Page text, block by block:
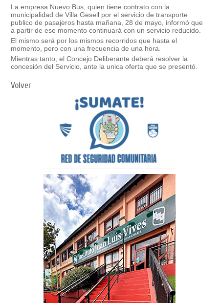
La empresa Nuevo Bus, quien tiene contrato con la
municipalidad de Villa Gesell por el servicio de transporte
publico de pasajeros hasta mañana, 28 de mayo, informó que
a partir de ese momento continuará con un servicio reducido.
El mismo será por los mismos recorridos que hasta el
momento, pero con una frecuencia de una hora.
Mientras tanto, el Concejo Deliberante deberá resolver la
concesión del Servicio, ante la unica oferta que se presentó.
Volver